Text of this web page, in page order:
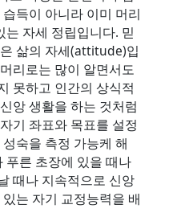
득이 아니라 이미 머리
는 자세 정립입니다. 믿
삶의 자세(attitude)입
리로는 많이 알면서도
못하고 인간의 상식적
앙 생활을 하는 것처럼
기 좌표와 목표를 설정
숙을 측정 가능케 해
푸른 초장에 있을 때나
때나 지속적으로 신앙
는 자기 교정능력을 배